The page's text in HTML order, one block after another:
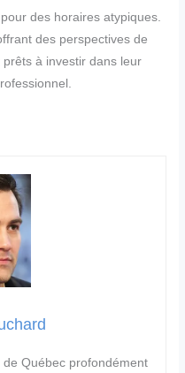
des horaires atypiques.
des perspectives de
à investir dans leur
Québec profondément